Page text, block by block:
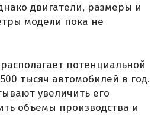
двигатели, размеры и
модели пока не
потенциальной
тысяч автомобилей в год.
увеличить его
объемы производства и